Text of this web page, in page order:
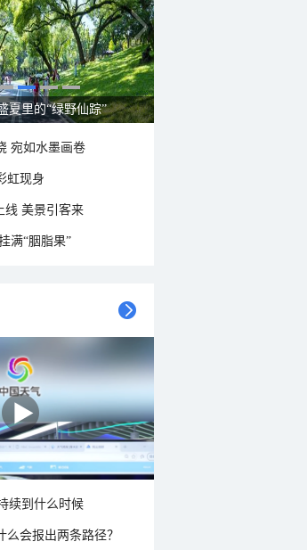
着最治愈的蓝天白云
宛如水墨画卷
虹现身
线 美景引客来
满“胭脂果”
续到什么时候
么会报出两条路径？